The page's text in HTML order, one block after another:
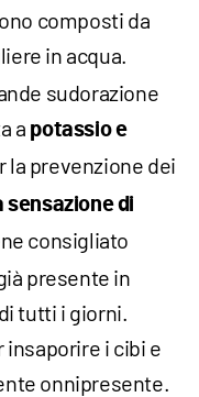
composti da
in acqua.
sudorazione
a potassio e
prevenzione dei
sensazione di
consigliato
presente in
tutti i giorni.
i cibi e
onnipresente.